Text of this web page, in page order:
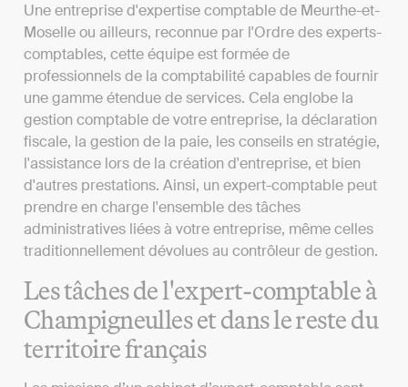
Une entreprise d'expertise comptable de Meurthe-et-
Moselle ou ailleurs, reconnue par l'Ordre des experts-
comptables, cette équipe est formée de
professionnels de la comptabilité capables de fournir
une gamme étendue de services. Cela englobe la
gestion comptable de votre entreprise, la déclaration
fiscale, la gestion de la paie, les conseils en stratégie,
l'assistance lors de la création d'entreprise, et bien
d'autres prestations. Ainsi, un expert-comptable peut
prendre en charge l'ensemble des tâches
administratives liées à votre entreprise, même celles
traditionnellement dévolues au contrôleur de gestion.
Les tâches de l'expert-comptable à
Champigneulles et dans le reste du
territoire français